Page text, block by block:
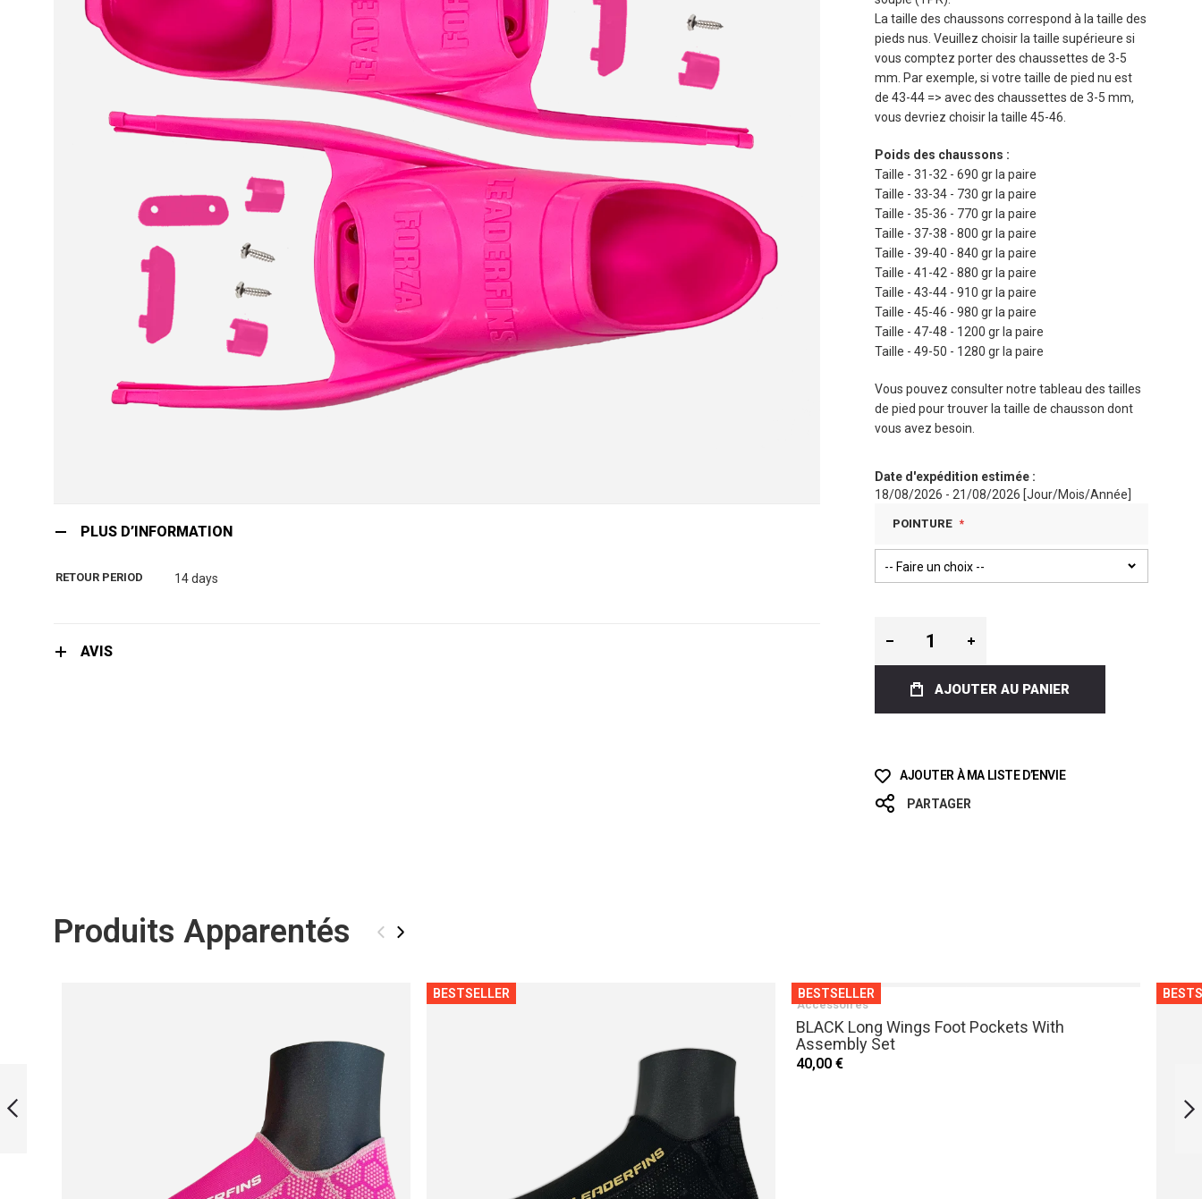
to
of
PLUS D’INFORMATION
RETOUR PERIOD 14 days
AVIS
La taille des chaussons correspond à la taille des
pieds nus. Veuillez choisir la taille supérieure si
vous comptez porter des chaussettes de 3-5
mm. Par exemple, si votre taille de pied nu est
de 43-44 => avec des chaussettes de 3-5 mm,
vous devriez choisir la taille 45-46.
Poids des chaussons :
Taille - 31-32 - 690 gr la paire
Taille - 33-34 - 730 gr la paire
Taille - 35-36 - 770 gr la paire
Taille - 37-38 - 800 gr la paire
Taille - 39-40 - 840 gr la paire
Taille - 41-42 - 880 gr la paire
Taille - 43-44 - 910 gr la paire
Taille - 45-46 - 980 gr la paire
Taille - 47-48 - 1200 gr la paire
Taille - 49-50 - 1280 gr la paire
Vous pouvez consulter notre tableau des tailles
de pied pour trouver la taille de chausson dont
vous avez besoin.
Date d'expédition estimée :
18/08/2026 - 21/08/2026 [Jour/Mois/Année]
POINTURE
AJOUTER AU PANIER
AJOUTER À MA LISTE D’ENVIE
PARTAGER
Produits Apparentés ‹ ›
BESTSELLER BESTSELLER
Accessoires
BLACK Long Wings Foot Pockets With
Assembly Set
40,00 €